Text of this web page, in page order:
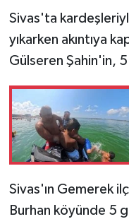
Sivas'ta
yıkarken akıntıya
Gülseren Şahin'in,
Sivas'ın Gemerek
Burhan köyünde 5